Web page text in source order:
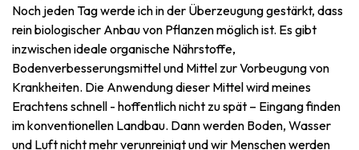
Noch jeden Tag werde ich in der Überzeugung gestärkt, dass
rein biologischer Anbau von Pflanzen möglich ist. Es gibt
inzwischen ideale organische Nährstoffe,
Bodenverbesserungsmittel und Mittel zur Vorbeugung von
Krankheiten. Die Anwendung dieser Mittel wird meines
Erachtens schnell - hoffentlich nicht zu spät – Eingang finden
im konventionellen Landbau. Dann werden Boden, Wasser
und Luft nicht mehr verunreinigt und wir Menschen werden